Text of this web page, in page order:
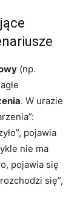
(np.
. W urazie
pojawia
nie ma
pojawia się
się”,